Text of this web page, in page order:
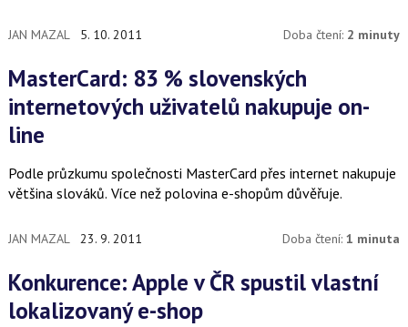
JAN MAZAL 5. 10. 2011 Doba čtení: 2 minuty
MasterCard: 83 % slovenských
internetových uživatelů nakupuje on-
line
Podle průzkumu společnosti MasterCard přes internet nakupuje
většina slováků. Více než polovina e-shopům důvěřuje.
JAN MAZAL 23. 9. 2011 Doba čtení:1 minuta
Konkurence: Apple v ČR spustil vlastní
lokalizovaný e-shop